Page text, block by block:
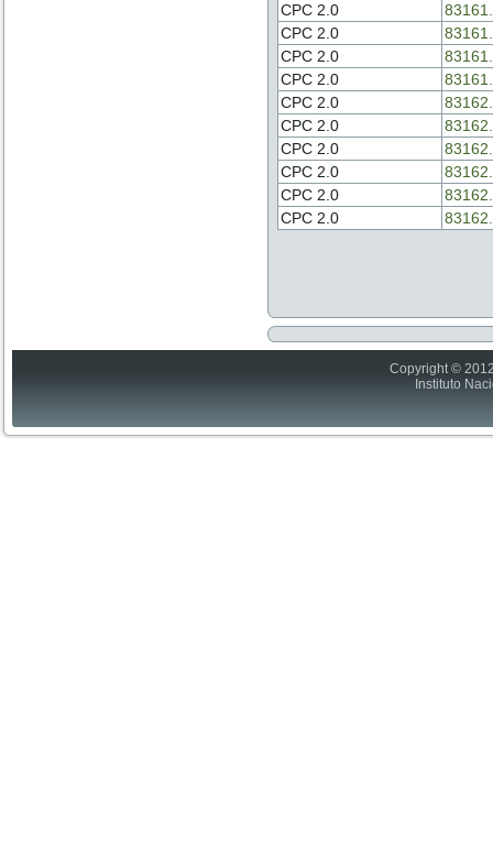
CPC 2.0
CPC 2.0
CPC 2.0
CPC 2.0
CPC 2.0
CPC 2.0
CPC 2.0
CPC 2.0
CPC 2.0
CPC 2.0
Copyright ©
Instituto